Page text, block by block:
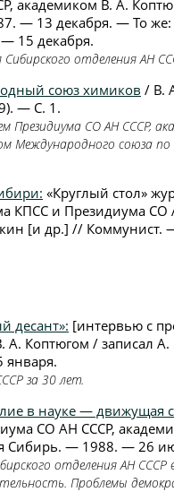
академиком В. А.
— 13 декабря. — То
15 декабря.
отделения АН
союз химиков / В.
— С. 1.
Президиума СО АН СССР,
Международного союза
«Круглый стол»
КПСС и Президиума СО
[и др.] //
десант»: [интервью с
А. Коптюгом / записал
за 30 лет.
в науке — движущая
СО АН СССР,
Сибирь. — 1988. — 26
отделения АН
Проблемы